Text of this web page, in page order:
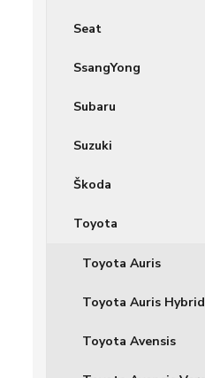
Seat
SsangYong
Subaru
Suzuki
Škoda
Toyota
Toyota Auris
Toyota Auris Hybrid
Toyota Avensis